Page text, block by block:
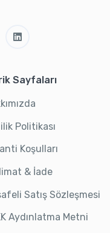
Sayfaları
Politikası
Koşulları
& İade
Satış Sözleşmesi
Aydınlatma Metni